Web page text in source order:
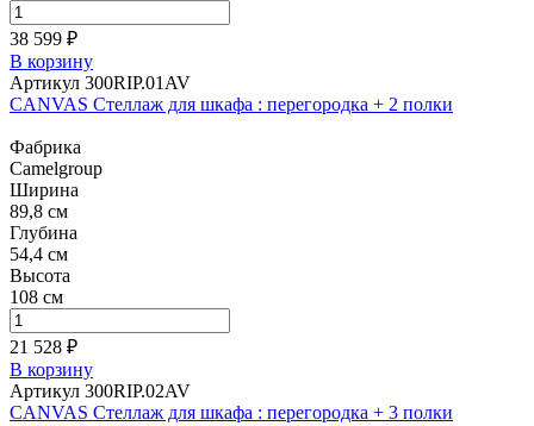
38 599 ₽
В корзину
Артикул 300RIP.01AV
CANVAS Стеллаж для шкафа : перегородка + 2 полки
Фабрика
Camelgroup
Ширина
89,8 см
Глубина
54,4 см
Высота
108 см
21 528 ₽
В корзину
Артикул 300RIP.02AV
CANVAS Стеллаж для шкафа : перегородка + 3 полки